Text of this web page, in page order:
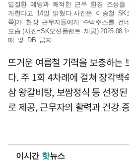
열질환 예방과 쾌적한 근무 환경 조성을
개한다고 14일 밝혔다.사진은 이승철 SK
쪽)가 현장 근무자들에게 수박주스를 건
모습.(사진=SK오션플랜트 제공
매 및 DB 금지
뜨거운 여름철 기력을 보충하는
다. 주 1회 4차례에 걸쳐 장각백
삼 왕갈비탕, 보쌈정식 등 선정
로 제공, 근무자의 활력과 건강
이시간 핫뉴스